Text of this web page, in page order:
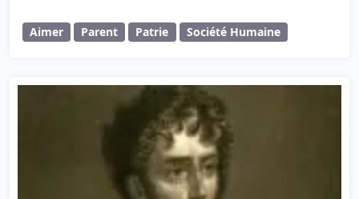
Aimer Parent Patrie Société Humaine